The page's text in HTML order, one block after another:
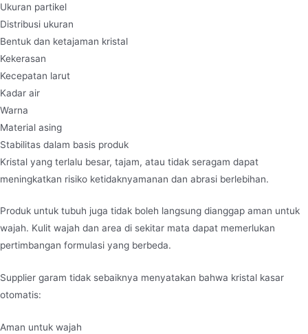
Ukuran partikel
Distribusi ukuran
Bentuk dan ketajaman kristal
Kekerasan
Kecepatan larut
Kadar air
Warna
Material asing
Stabilitas dalam basis produk
Kristal yang terlalu besar, tajam, atau tidak seragam dapat
meningkatkan risiko ketidaknyamanan dan abrasi berlebihan.
Produk untuk tubuh juga tidak boleh langsung dianggap aman untuk
wajah. Kulit wajah dan area di sekitar mata dapat memerlukan
pertimbangan formulasi yang berbeda.
Supplier garam tidak sebaiknya menyatakan bahwa kristal kasar
otomatis:
Aman untuk wajah